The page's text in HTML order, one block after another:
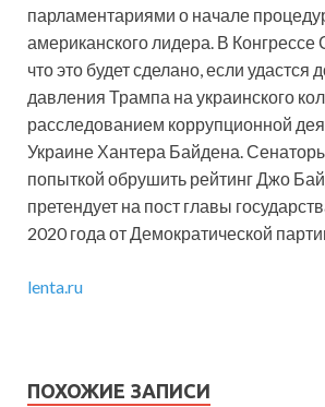
парламентариями о начале
американского лидера. В
что это будет сделано, если удастся
давления Трампа на украинского
расследованием коррупционной
Украине Хантера Байдена.
попыткой обрушить рейтинг Джо
претендует на пост главы
2020 года от Демократической
lenta.ru
ПОХОЖИЕ ЗАПИСИ